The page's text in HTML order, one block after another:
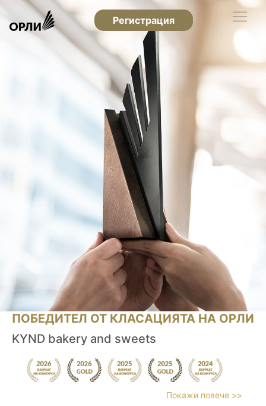
Регистрация
ПОБЕДИТЕЛ ОТ КЛАСАЦИЯТА НА ОРЛИ
KYND bakery and sweets
Покажи повече >>